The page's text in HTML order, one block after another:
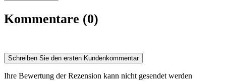
Kommentare (0)
Schreiben Sie den ersten Kundenkommentar
Ihre Bewertung der Rezension kann nicht gesendet werden